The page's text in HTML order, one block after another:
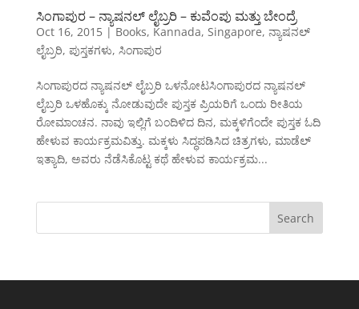
ಸಿಂಗಾಪುರ – ನ್ಯಾಷನಲ್ ಲೈಬ್ರರಿ – ಕುವೆಂಪು ಮತ್ತು ಬೇಂದ್ರೆ
Oct 16, 2015|Books, Kannada, Singapore, ನ್ಯಾಷನಲ್
ಲೈಬ್ರರಿ, ಪುಸ್ತಕಗಳು, ಸಿಂಗಾಪುರ
ಸಿಂಗಾಪುರದ ನ್ಯಾಷನಲ್ ಲೈಬ್ರರಿ ಒಳನೋಟಸಿಂಗಾಪುರದ ನ್ಯಾಷನಲ್
ಲೈಬ್ರರಿ ಒಳಹೊಕ್ಕು ನೋಡುವುದೇ ಪುಸ್ತಕ ಪ್ರಿಯರಿಗೆ ಒಂದು ರೀತಿಯ
ರೋಮಾಂಚನ. ನಾವು ಇಲ್ಲಿಗೆ ಬಂದಿಳಿದ ದಿನ, ಮಕ್ಕಳಿಗೆಂದೇ ಪುಸ್ತಕ ಓದಿ
ಹೇಳುವ ಕಾರ್ಯಕ್ರಮವಿತ್ತು. ಮಕ್ಕಳು ಸಿದ್ಧಪಡಿಸಿದ ಚಿತ್ರಗಳು, ಮಾಡೆಲ್
ಇತ್ಯಾದಿ, ಅವರು ನೆಡೆಸಿಕೊಟ್ಟ ಕಥೆ ಹೇಳುವ ಕಾರ್ಯಕ್ರಮ...